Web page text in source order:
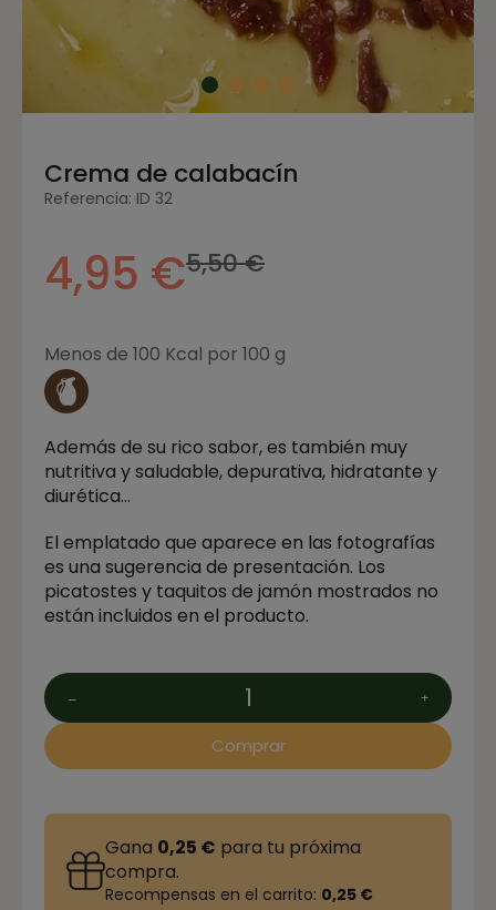
Crema de calabacín
Referencia: ID 32
4,95 €5,50 €
Menos de 100 Kcal por 100 g
Además de su rico sabor, es también muy
nutritiva y saludable, depurativa, hidratante y
diurética…
El emplatado que aparece en las fotografías
es una sugerencia de presentación. Los
picatostes y taquitos de jamón mostrados no
están incluidos en el producto.
Comprar
Gana 0,25 € para tu próxima
compra.
Recompensas en el carrito: 0,25 €